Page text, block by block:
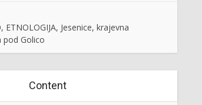
ETNOLOGIJA, Jesenice, krajevna
pod Golico
Content